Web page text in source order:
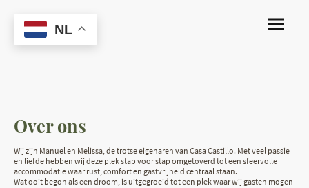
Over ons
Wij zijn Manuel en Melissa, de trotse eigenaren van Casa Castillo. Met veel passie
en liefde hebben wij deze plek stap voor stap omgetoverd tot een sfeervolle
accommodatie waar rust, comfort en gastvrijheid centraal staan.
Wat ooit begon als een droom, is uitgegroeid tot een plek waar wij gasten mogen
NL